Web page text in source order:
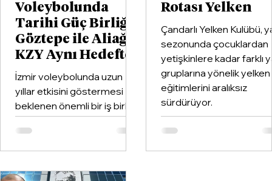
Voleybolunda
Tarihi Güç Birliği:
Göztepe ile Aliağa
KZY Aynı Hedefte
İzmir voleybolunda uzun
yıllar etkisini göstermesi
beklenen önemli bir iş birliği
hayata geçirildi. Kentin köklü
kulüplerinden Göztepe
Spor Kulübü ile İzmir'in en
organizasyonlarından
Rotası Yelken
Çandarlı Yelken Kulübü,
sezonunda çocuklardan
yetişkinlere kadar farklı
gruplarına yönelik yelken
eğitimlerini aralıksız
sürdürüyor.